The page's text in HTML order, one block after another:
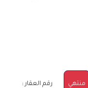
منتهي رقم العقار :